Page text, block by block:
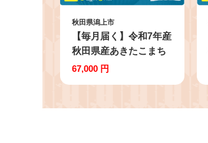
秋田県潟上市
【毎月届く】令和7年産
秋田県産あきたこまち
無洗米 定期便6回
67,000 円